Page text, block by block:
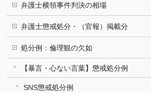
弁護士横領事件判決の相場
弁護士懲戒処分・（官報）掲載分
処分例：倫理観の欠如
【暴言・心ない言葉】懲戒処分例
SNS懲戒処分例